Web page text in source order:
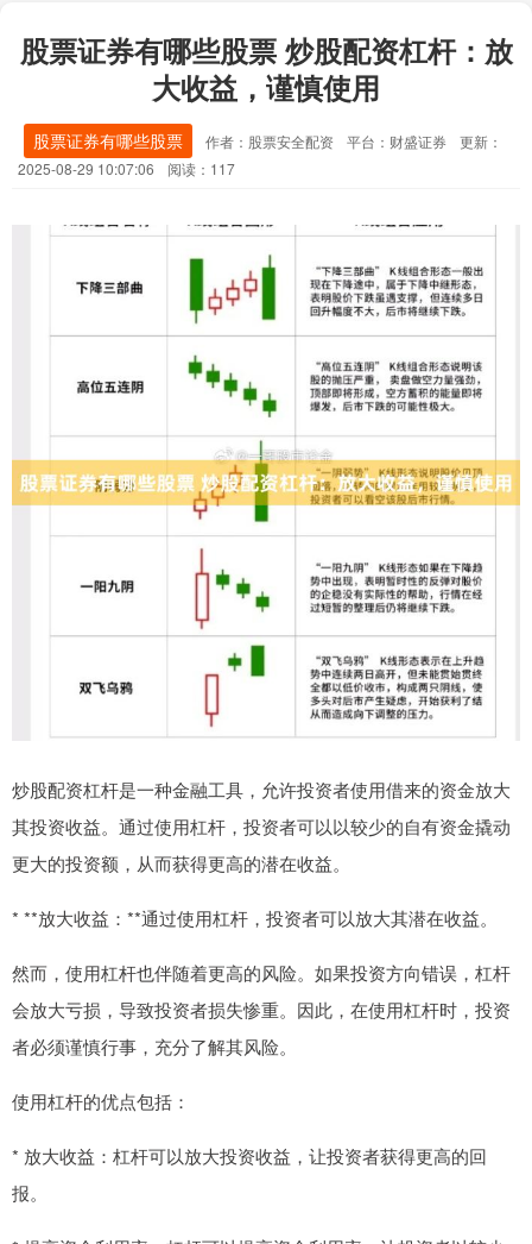
股票证券有哪些股票 炒股配资杠杆：放
大收益，谨慎使用
股票证券有哪些股票 作者：股票安全配资 平台：财盛证券
更新：
2025-08-29 10:07:06
阅读：117
炒股配资杠杆是一种金融工具，允许投资者使用借来的资金放大
其投资收益。通过使用杠杆，投资者可以以较少的自有资金撬动
更大的投资额，从而获得更高的潜在收益。
* **放大收益：**通过使用杠杆，投资者可以放大其潜在收益。
然而，使用杠杆也伴随着更高的风险。如果投资方向错误，杠杆
会放大亏损，导致投资者损失惨重。因此，在使用杠杆时，投资
者必须谨慎行事，充分了解其风险。
使用杠杆的优点包括：
* 放大收益：杠杆可以放大投资收益，让投资者获得更高的回
报。